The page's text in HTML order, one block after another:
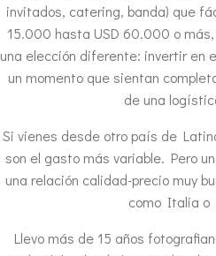
invitados, catering, banda) que
15.000 hasta USD 60.000 o
una elección diferente: invertir en
un momento que sientan
de una
Si vienes desde otro país de
son el gasto más variable. Pero
una relación calidad-precio muy
como Italia o
Llevo más de 15 años